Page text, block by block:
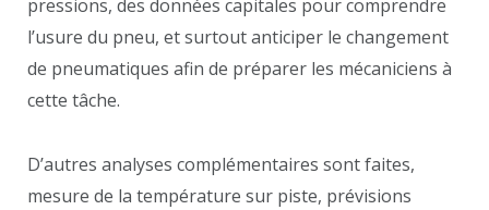
pressions, des données capitales pour comprendre
l’usure du pneu, et surtout anticiper le changement
de pneumatiques afin de préparer les mécaniciens à
cette tâche.
D’autres analyses complémentaires sont faites,
mesure de la température sur piste, prévisions